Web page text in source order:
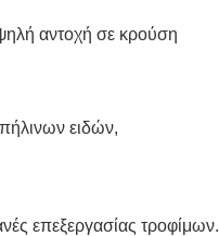
αντοχή σε κρούση
ειδών,
επεξεργασίας τροφίμων.